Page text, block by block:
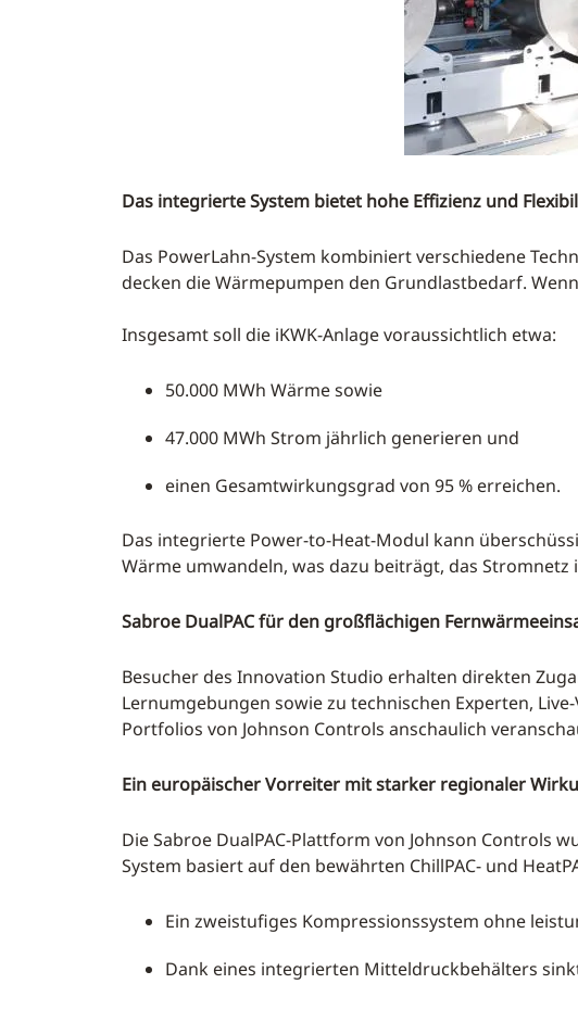
Das integrierte System bietet hohe Effizienz und
Das PowerLahn-System kombiniert verschiedene
decken die Wärmepumpen den Grundlastbedarf.
Insgesamt soll die iKWK-Anlage voraussichtlich etwa:
50.000 MWh Wärme sowie
47.000 MWh Strom jährlich generieren und
einen Gesamtwirkungsgrad von 95 % erreichen.
Das integrierte Power-to-Heat-Modul kann
Wärme umwandeln, was dazu beiträgt, das
Sabroe DualPAC für den großflächigen
Besucher des Innovation Studio erhalten direkten
Lernumgebungen sowie zu technischen Experten,
Portfolios von Johnson Controls anschaulich
Ein europäischer Vorreiter mit starker regionaler
Die Sabroe DualPAC-Plattform von Johnson Controls
System basiert auf den bewährten ChillPAC- und
Ein zweistufiges Kompressionssystem ohne
Dank eines integrierten Mitteldruckbehälters